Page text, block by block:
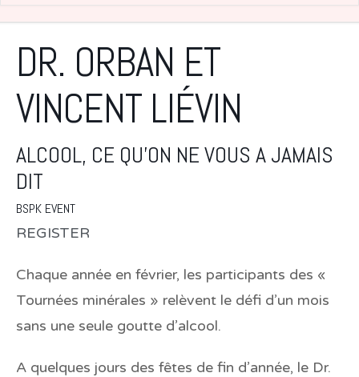
DR. ORBAN ET
VINCENT LIÉVIN
ALCOOL, CE QU’ON NE VOUS A JAMAIS
DIT
BSPK EVENT
REGISTER
Chaque année en février, les participants des «
Tournées minérales » relèvent le défi d’un mois
sans une seule goutte d’alcool.
A quelques jours des fêtes de fin d’année, le Dr.